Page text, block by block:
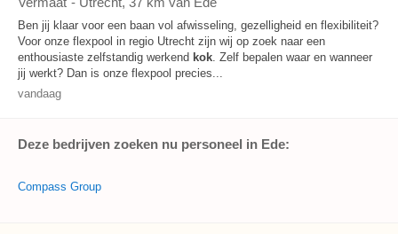
Ben jij klaar voor een baan vol afwisseling, gezelligheid en flexibiliteit?
Voor onze flexpool in regio Utrecht zijn wij op zoek naar een
enthousiaste zelfstandig werkend kok. Zelf bepalen waar en wanneer
jij werkt? Dan is onze flexpool precies...
vandaag
Deze bedrijven zoeken nu personeel in Ede:
Compass Group